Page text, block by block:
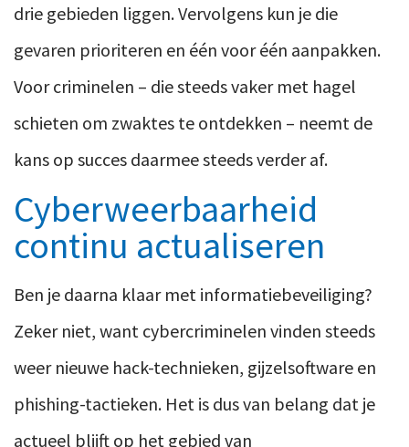
drie gebieden liggen. Vervolgens kun je die
gevaren prioriteren en één voor één aanpakken.
Voor criminelen – die steeds vaker met hagel
schieten om zwaktes te ontdekken – neemt de
kans op succes daarmee steeds verder af.
Cyberweerbaarheid
continu actualiseren
Ben je daarna klaar met informatiebeveiliging?
Zeker niet, want cybercriminelen vinden steeds
weer nieuwe hack-technieken, gijzelsoftware en
phishing-tactieken. Het is dus van belang dat je
actueel blijft op het gebied van